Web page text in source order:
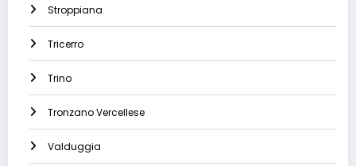
Stroppiana
Tricerro
Trino
Tronzano Vercellese
Valduggia